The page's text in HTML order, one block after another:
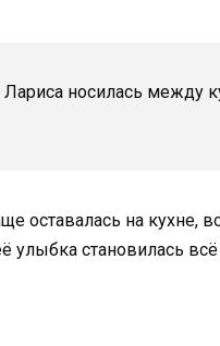
носилась между
оставалась на кухне,
улыбка становилась